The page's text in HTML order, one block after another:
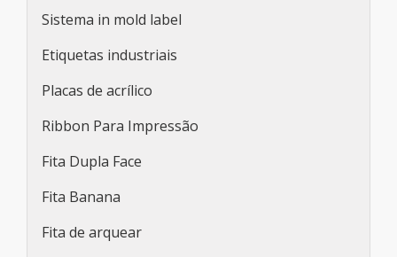
Sistema in mold label
Etiquetas industriais
Placas de acrílico
Ribbon Para Impressão
Fita Dupla Face
Fita Banana
Fita de arquear